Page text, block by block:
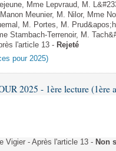
Mme Lepvraud, M.
Meunier, M. Nilor, Mme
M. Portes, M.
Stambach-Terrenoir, M.
l'article 13 - Rejeté
pour 2025)
2025 - 1ère lecture (1ère
Vigier - Après l'article 13 - Non